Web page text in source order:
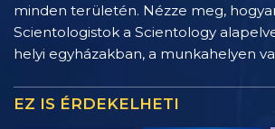
minden területén. Nézze meg,
Scientologistok a Scientology
helyi egyházakban, a munkahelyen
EZ IS ÉRDEKELHETI